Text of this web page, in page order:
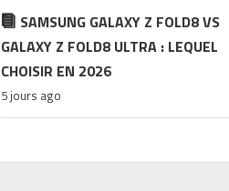
SAMSUNG GALAXY Z FOLD8 VS
GALAXY Z FOLD8 ULTRA : LEQUEL
CHOISIR EN 2026
5 jours ago